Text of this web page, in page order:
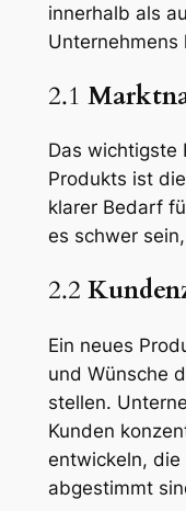
innerhalb als
Unternehmens
2.1
Das wichtigste
Produkts ist
klarer Bedarf
es schwer
2.2
Ein neues
und Wünsche
stellen.
Kunden
entwickeln,
abgestimmt